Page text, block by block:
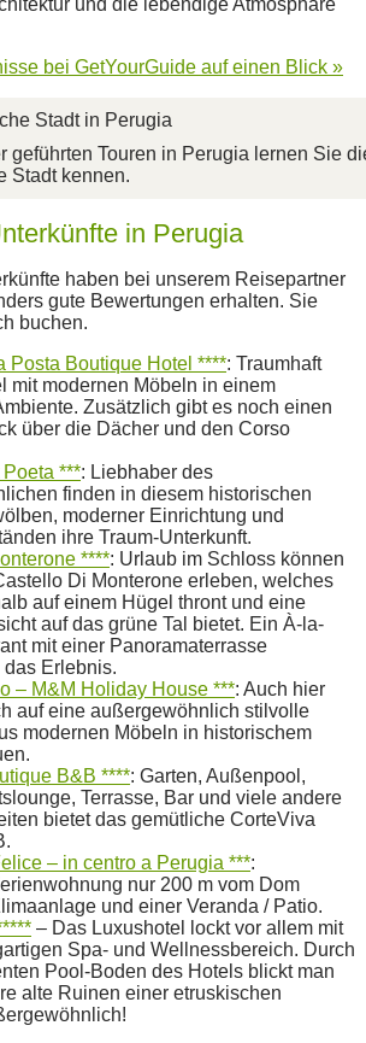
und die lebendige Atmosphäre
bei GetYourGuide auf einen Blick »
geführten Touren in Perugia lernen Sie
Stadt kennen.
in Perugia
haben bei unserem Reisepartner
gute Bewertungen erhalten. Sie
buchen.
Posta Boutique Hotel ****: Traumhaft
mit modernen Möbeln in einem
Zusätzlich gibt es noch einen
über die Dächer und den Corso
***: Liebhaber des
finden in diesem historischen
moderner Einrichtung und
ihre Traum-Unterkunft.
****: Urlaub im Schloss können
Di Monterone erleben, welches
auf einem Hügel thront und eine
auf das grüne Tal bietet. Ein À-la-
mit einer Panoramaterrasse
das Erlebnis.
– M&M Holiday House ***: Auch hier
auf eine außergewöhnlich stilvolle
modernen Möbeln in historischem
B&B ****: Garten, Außenpool,
Terrasse, Bar und viele andere
bietet das gemütliche CorteViva
– in centro a Perugia ***:
nur 200 m vom Dom
und einer Veranda / Patio.
– Das Luxushotel lockt vor allem mit
Spa- und Wellnessbereich. Durch
Pool-Boden des Hotels blickt man
alte Ruinen einer etruskischen